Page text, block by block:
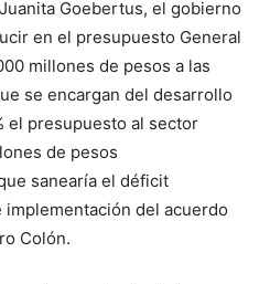
Goebertus, el gobierno
en el presupuesto General
millones de pesos a las
se encargan del desarrollo
el presupuesto al sector
de pesos
sanearía el déficit
del acuerdo
Colón.